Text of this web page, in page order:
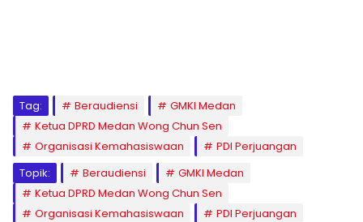
Tag: Beraudiensi
GMKI Medan
Ketua DPRD Medan Wong Chun Sen
Organisasi Kemahasiswaan
PDI Perjuangan
Topik:
Beraudiensi
GMKI Medan
Ketua DPRD Medan Wong Chun Sen
Organisasi Kemahasiswaan
PDI Perjuangan